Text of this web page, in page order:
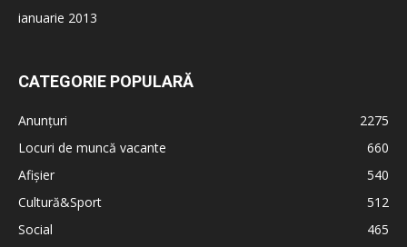
ianuarie 2013
CATEGORIE POPULARĂ
Anunțuri
2275
Locuri de muncă vacante
660
Afișier
540
Cultură&Sport
512
Social
465